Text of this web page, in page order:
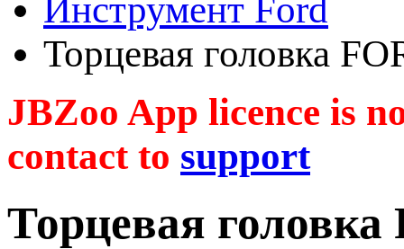
Инструмент Ford
Торцевая головка
JBZoo App licence is
contact to support
Торцевая головка